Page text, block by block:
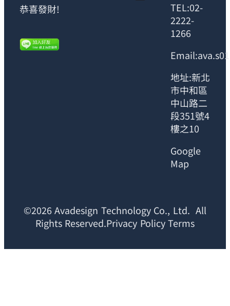
恭喜發財!
TEL:02-
2222-
1266
地址:新北
市中和區
中山路二
段351號4
樓之10
Google
Map
©2026 Avadesign Technology Co., Ltd. All
Rights Reserved.Privacy Policy Terms